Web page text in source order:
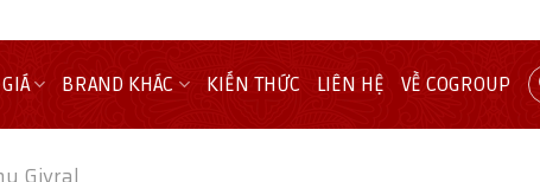
BRAND KHÁC KIẾN THỨC LIÊN HỆ VỀ COGROUP